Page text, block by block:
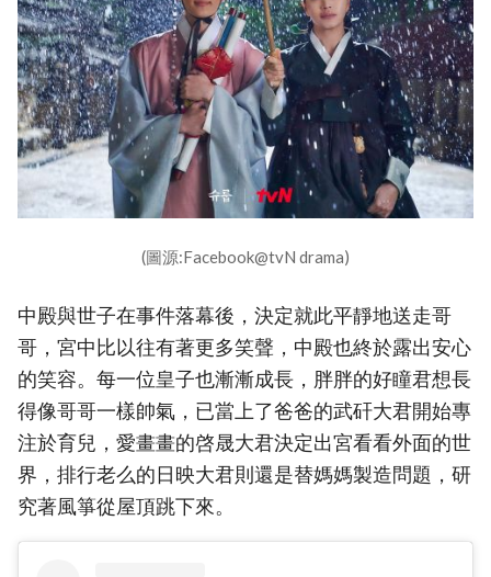
(圖源:Facebook@tvN drama)
中殿與世子在事件落幕後，決定就此平靜地送走哥
哥，宮中比以往有著更多笑聲，中殿也終於露出安心
的笑容。每一位皇子也漸漸成長，胖胖的好瞳君想長
得像哥哥一樣帥氣，已當上了爸爸的武矸大君開始專
注於育兒，愛畫畫的啓晟大君決定出宮看看外面的世
界，排行老么的日映大君則還是替媽媽製造問題，研
究著風箏從屋頂跳下來。